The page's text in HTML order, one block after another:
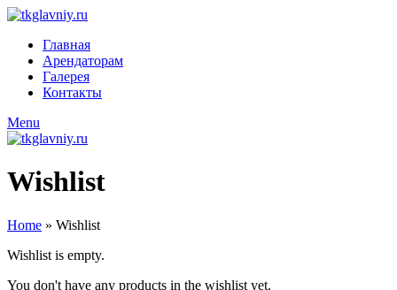
Главная
Арендаторам
Галерея
Контакты
Menu
Wishlist
Home » Wishlist
Wishlist is empty.
You don't have any products in the wishlist yet.